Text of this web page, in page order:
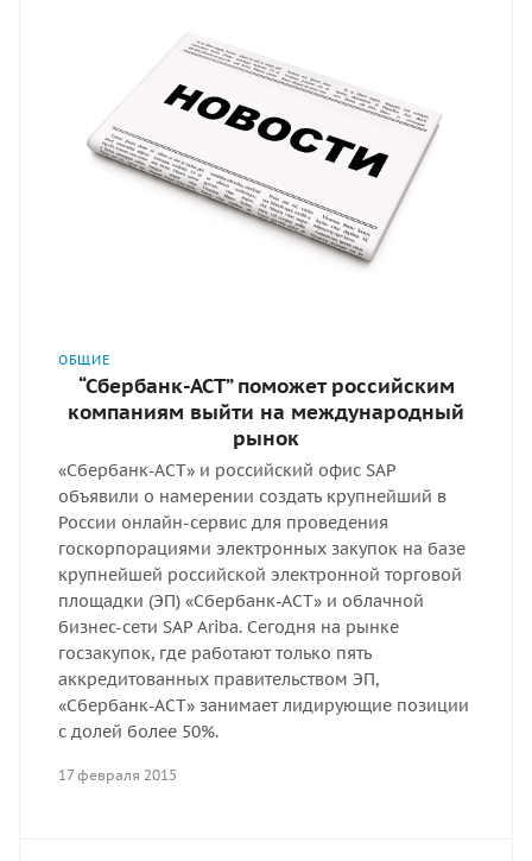
ОБЩИЕ
“Сбербанк-АСТ” поможет российским
компаниям выйти на международный
рынок
«Сбербанк-АСТ» и российский офис SAP
объявили о намерении создать крупнейший в
России онлайн-сервис для проведения
госкорпорациями электронных закупок на базе
крупнейшей российской электронной торговой
площадки (ЭП) «Сбербанк-АСТ» и облачной
бизнес-сети SAP Ariba. Сегодня на рынке
госзакупок, где работают только пять
аккредитованных правительством ЭП,
«Сбербанк-АСТ» занимает лидирующие позиции
с долей более 50%.
17 февраля 2015